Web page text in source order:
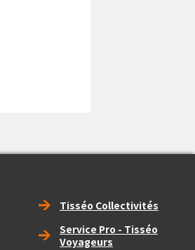
Right_footer
Tisséo Collectivités
Service Pro - Tisséo
Voyageurs